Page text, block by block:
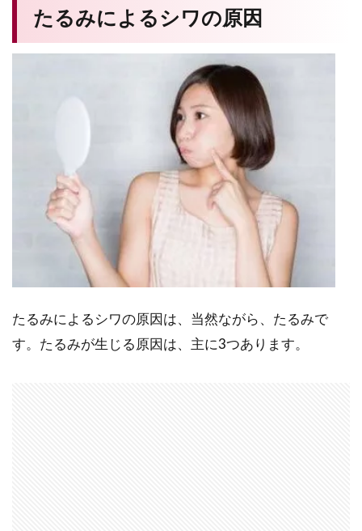
たるみによるシワの原因
たるみによるシワの原因は、当然ながら、たるみで
す。たるみが生じる原因は、主に3つあります。